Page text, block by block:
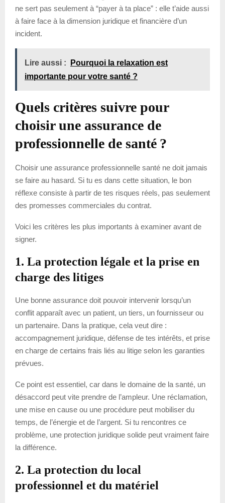
ne sert pas seulement à “payer à ta place” : elle t’aide aussi
à faire face à la dimension juridique et financière d’un
incident.
Lire aussi :
Pourquoi la relaxation est
importante pour votre santé ?
Quels critères suivre pour
choisir une assurance de
professionnelle de santé ?
Choisir une assurance professionnelle santé ne doit jamais
se faire au hasard. Si tu es dans cette situation, le bon
réflexe consiste à partir de tes risques réels, pas seulement
des promesses commerciales du contrat.
Voici les critères les plus importants à examiner avant de
signer.
1. La protection légale et la prise en
charge des litiges
Une bonne assurance doit pouvoir intervenir lorsqu’un
conflit apparaît avec un patient, un tiers, un fournisseur ou
un partenaire. Dans la pratique, cela veut dire :
accompagnement juridique, défense de tes intérêts, et prise
en charge de certains frais liés au litige selon les garanties
prévues.
Ce point est essentiel, car dans le domaine de la santé, un
désaccord peut vite prendre de l’ampleur. Une réclamation,
une mise en cause ou une procédure peut mobiliser du
temps, de l’énergie et de l’argent. Si tu rencontres ce
problème, une protection juridique solide peut vraiment faire
la différence.
2. La protection du local
professionnel et du matériel